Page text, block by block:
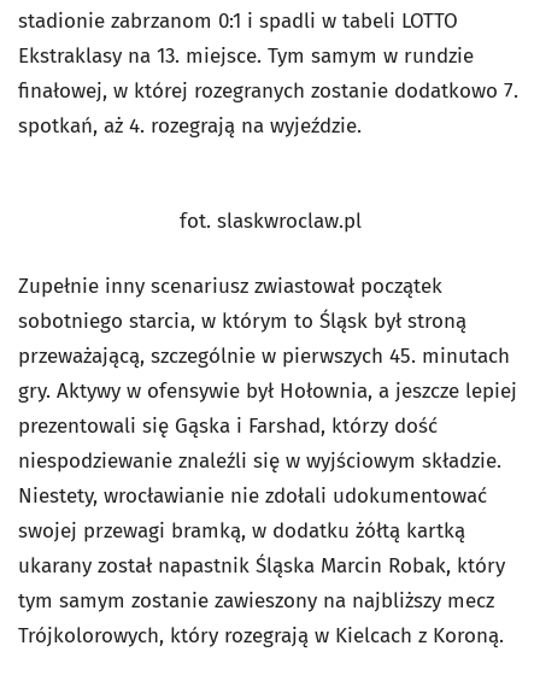
stadionie zabrzanom 0:1 i spadli w tabeli LOTTO
Ekstraklasy na 13. miejsce. Tym samym w rundzie
finałowej, w której rozegranych zostanie dodatkowo 7.
spotkań, aż 4. rozegrają na wyjeździe.
fot. slaskwroclaw.pl
Zupełnie inny scenariusz zwiastował początek
sobotniego starcia, w którym to Śląsk był stroną
przeważającą, szczególnie w pierwszych 45. minutach
gry. Aktywy w ofensywie był Hołownia, a jeszcze lepiej
prezentowali się Gąska i Farshad, którzy dość
niespodziewanie znaleźli się w wyjściowym składzie.
Niestety, wrocławianie nie zdołali udokumentować
swojej przewagi bramką, w dodatku żółtą kartką
ukarany został napastnik Śląska Marcin Robak, który
tym samym zostanie zawieszony na najbliższy mecz
Trójkolorowych, który rozegrają w Kielcach z Koroną.